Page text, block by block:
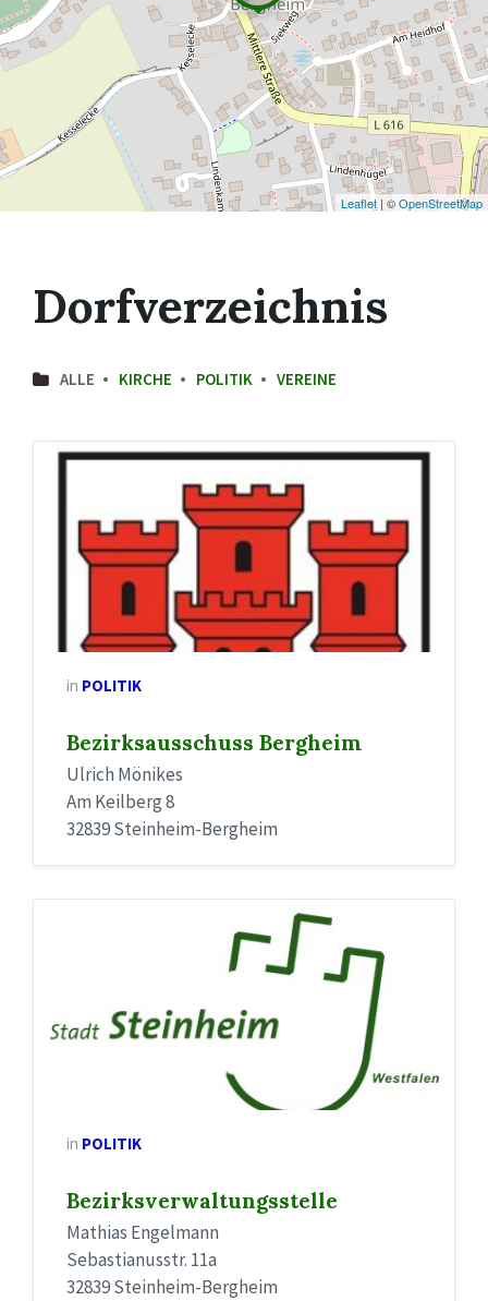
Leaflet| ©OpenStreetMap
Dorfverzeichnis
ALLE KIRCHE POLITIK VEREINE
in POLITIK
Bezirksausschuss Bergheim
Ulrich Mönikes
Am Keilberg 8
32839 Steinheim-Bergheim
in POLITIK
Bezirksverwaltungsstelle
Mathias Engelmann
Sebastianusstr. 11a
32839 Steinheim-Bergheim